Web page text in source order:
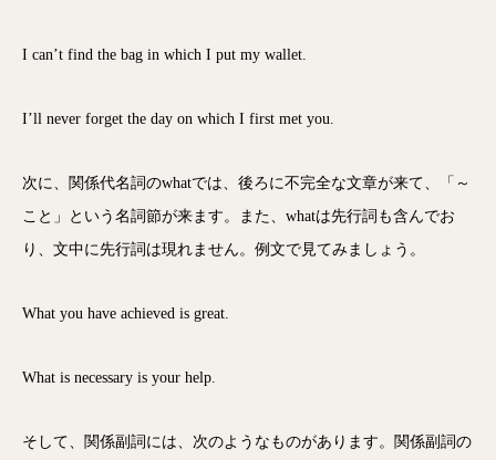
I can’t find the bag in which I put my wallet.
I’ll never forget the day on which I first met you.
次に、関係代名詞のwhatでは、後ろに不完全な文章が来て、「～
こと」という名詞節が来ます。また、whatは先行詞も含んでお
り、文中に先行詞は現れません。例文で見てみましょう。
What you have achieved is great.
What is necessary is your help.
そして、関係副詞には、次のようなものがあります。関係副詞の